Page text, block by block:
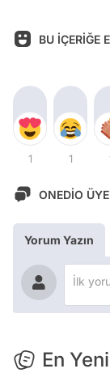
BU İÇERİĞE
1 1
ONEDİO
Yorum Yazın
En